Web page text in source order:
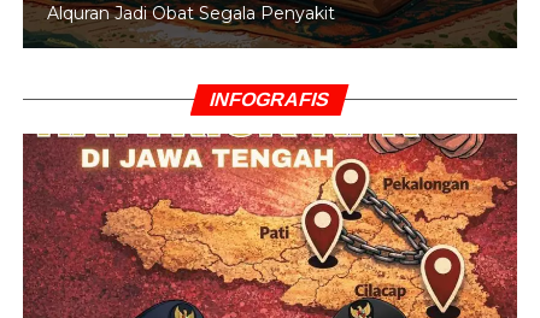
Alquran Jadi Obat Segala Penyakit
INFOGRAFIS